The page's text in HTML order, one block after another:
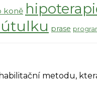
koně
prase
metodu,